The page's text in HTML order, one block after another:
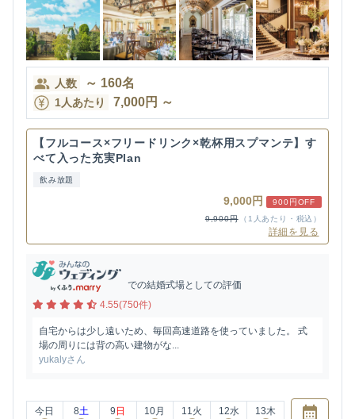
人数 ～ 160名
1人あたり 7,000円 ～
【フルコース×フリードリンク×乾杯用スプマンテ】す
べて入った充実Plan
飲み放題
9,000円
900円OFF
9,900円
（1人あたり・税込）
詳細を見る
での結婚式場としての評価
4.55(750件)
自宅からは少し遠いため、毎回高速道路を使っていました。 式
場の周りには背の高い建物がな...
yukalyさん
今日 8土 9 日 10月 11 火 12水 13木